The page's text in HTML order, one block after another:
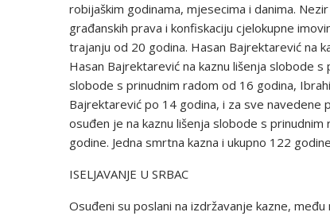
robijaškim godinama, mjesecima i danima.
građanskih prava i konfiskaciju cjelokupne
trajanju od 20 godina. Hasan Bajrektarević na
Hasan Bajrektarević na kaznu lišenja slobode
slobode s prinudnim radom od 16 godina,
Bajrektarević po 14 godina, i za sve navedene
osuđen je na kaznu lišenja slobode s
godine. Jedna smrtna kazna i ukupno 122
ISELJAVANJE U SRBAC
Osuđeni su poslani na izdržavanje kazne,